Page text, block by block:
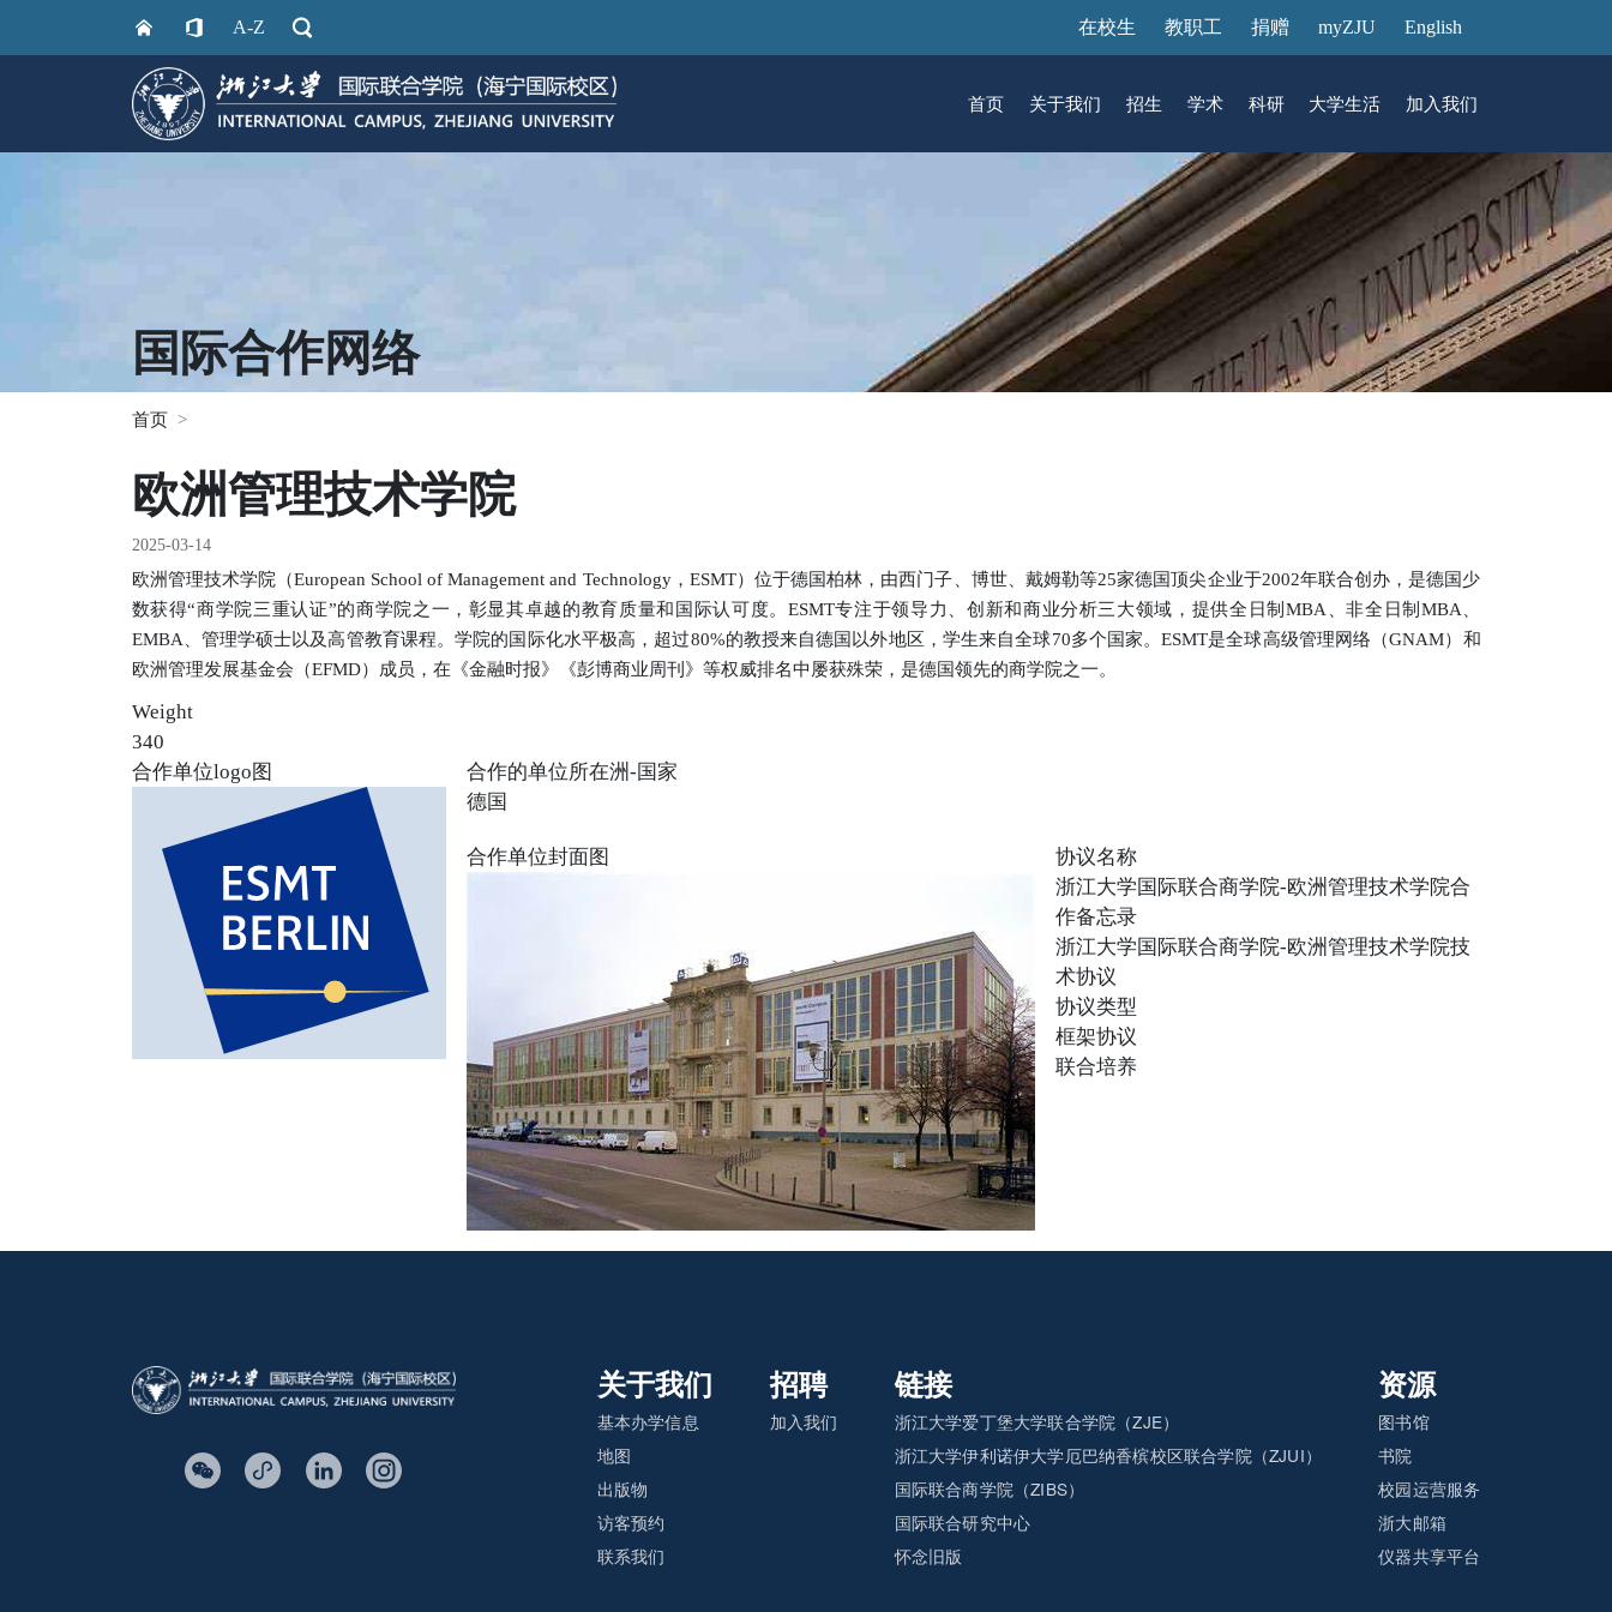
A-Z 在校生 教职工 捐赠 myZJU English
首页 关于我们
联系我们
组织机构
校园地图
发展历程
访客预约
展厅预约
招生
通知动态
国际生招生
学术
学术日历
机构&活动
语言中心
图书馆
书院
科研
仪器共享平台
科研动态
技术转化
大学生活
活力在国际校区
加入我们
人物故事
国际合作网络
首页
欧洲管理技术学院
2025-03-14
欧洲管理技术学院（European School of Management and Technology，ESMT）位于德国柏林，由西门子、博世、戴姆勒等25家德国顶尖企业于2002年联合创办，是德国少
数获得“商学院三重认证”的商学院之一，彰显其卓越的教育质量和国际认可度。ESMT专注于领导力、创新和商业分析三大领域，提供全日制MBA、非全日制MBA、
EMBA、管理学硕士以及高管教育课程。学院的国际化水平极高，超过80%的教授来自德国以外地区，学生来自全球70多个国家。ESMT是全球高级管理网络（GNAM）和
欧洲管理发展基金会（EFMD）成员，在《金融时报》《彭博商业周刊》等权威排名中屡获殊荣，是德国领先的商学院之一。
Weight
340
合作单位logo图
合作的单位所在洲-国家
德国
合作单位封面图
协议名称
浙江大学国际联合商学院-欧洲管理技术学院合
作备忘录
浙江大学国际联合商学院-欧洲管理技术学院技
术协议
协议类型
框架协议
联合培养
关于我们
基本办学信息
地图
出版物
访客预约
联系我们
招聘
加入我们
链接
浙江大学爱丁堡大学联合学院（ZJE）
浙江大学伊利诺伊大学厄巴纳香槟校区联合学院（ZJUI）
国际联合商学院（ZIBS）
国际联合研究中心
怀念旧版
资源
图书馆
书院
校园运营服务
浙大邮箱
仪器共享平台